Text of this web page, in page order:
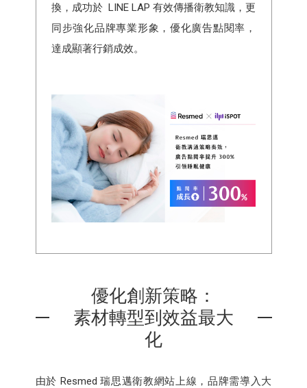
換，成功於 LINE LAP 有效傳播衛教知識，更
同步強化品牌專業形象，優化廣告點閱率，
達成顯著行銷成效。
優化創新策略：
素材轉型到效益最大
化
由於 Resmed 瑞思邁衛教網站上線，品牌需導入大